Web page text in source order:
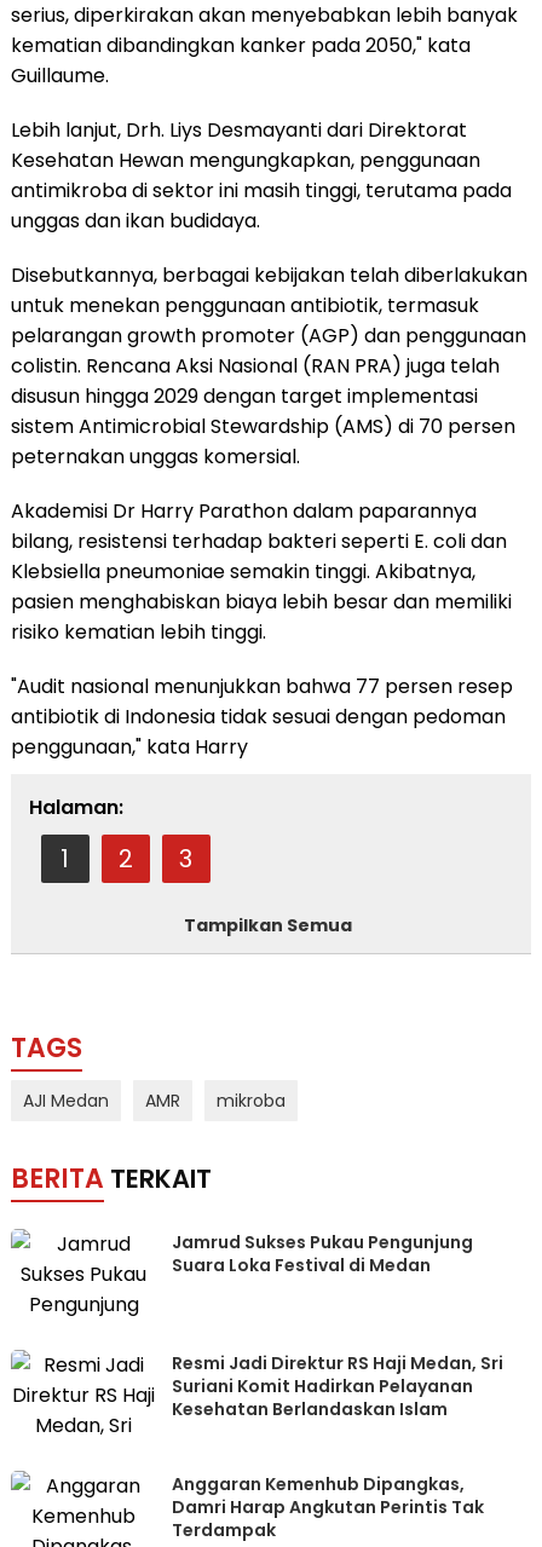
serius, diperkirakan akan menyebabkan lebih banyak
kematian dibandingkan kanker pada 2050," kata
Guillaume.
Lebih lanjut, Drh. Liys Desmayanti dari Direktorat
Kesehatan Hewan mengungkapkan, penggunaan
antimikroba di sektor ini masih tinggi, terutama pada
unggas dan ikan budidaya.
Disebutkannya, berbagai kebijakan telah diberlakukan
untuk menekan penggunaan antibiotik, termasuk
pelarangan growth promoter (AGP) dan penggunaan
colistin. Rencana Aksi Nasional (RAN PRA) juga telah
disusun hingga 2029 dengan target implementasi
sistem Antimicrobial Stewardship (AMS) di 70 persen
peternakan unggas komersial.
Akademisi Dr Harry Parathon dalam paparannya
bilang, resistensi terhadap bakteri seperti E. coli dan
Klebsiella pneumoniae semakin tinggi. Akibatnya,
pasien menghabiskan biaya lebih besar dan memiliki
risiko kematian lebih tinggi.
"Audit nasional menunjukkan bahwa 77 persen resep
antibiotik di Indonesia tidak sesuai dengan pedoman
penggunaan," kata Harry
Halaman:
1 2 3
Tampilkan Semua
TAGS
AJI Medan AMR mikroba
BERITA TERKAIT
Jamrud Sukses Pukau Pengunjung
Suara Loka Festival di Medan
Resmi Jadi Direktur RS Haji Medan, Sri
Suriani Komit Hadirkan Pelayanan
Kesehatan Berlandaskan Islam
Anggaran Kemenhub Dipangkas,
Damri Harap Angkutan Perintis Tak
Terdampak